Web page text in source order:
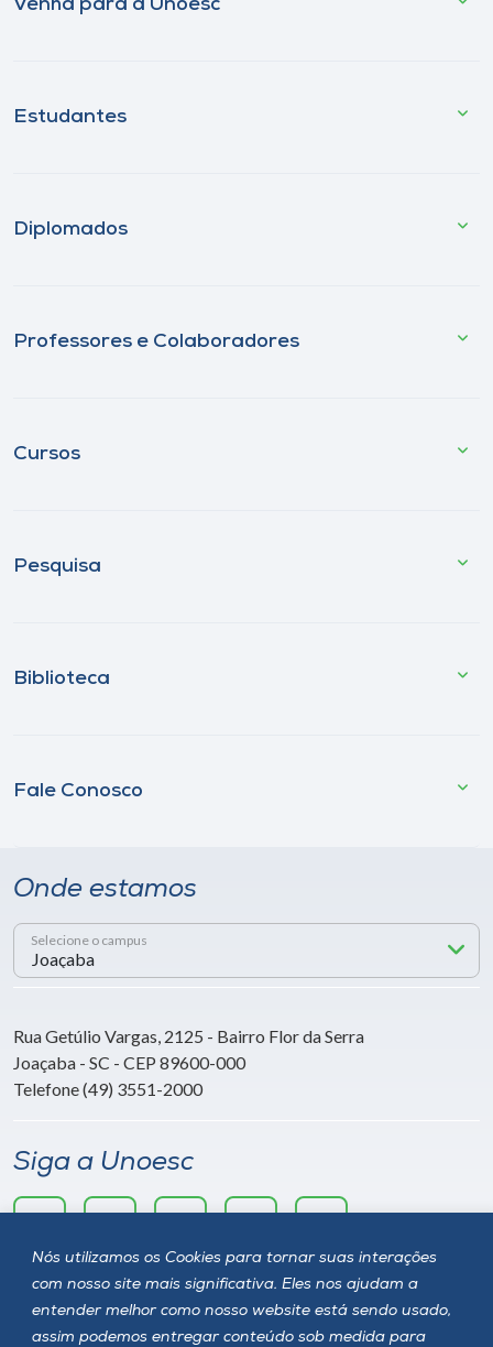
Nós utilizamos os Cookies para tornar suas interações
com nosso site mais significativa. Eles nos ajudam a
entender melhor como nosso website está sendo usado,
assim podemos entregar conteúdo sob medida para
Venha para a Unoesc
Estudantes
Diplomados
Professores e Colaboradores
Cursos
Pesquisa
Biblioteca
Fale Conosco
Onde estamos
Selecione o campus
Rua Getúlio Vargas, 2125 - Bairro Flor da Serra
Joaçaba - SC - CEP 89600-000
Telefone (49) 3551-2000
Siga a Unoesc